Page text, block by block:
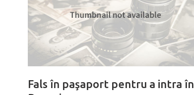
Fals în paşaport pentru a intra în